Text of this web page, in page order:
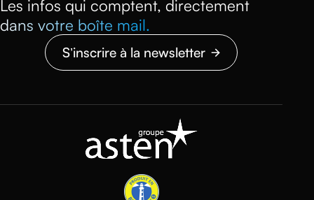
Les infos qui comptent, directement
dans votre boîte mail.
S’inscrire à la newsletter